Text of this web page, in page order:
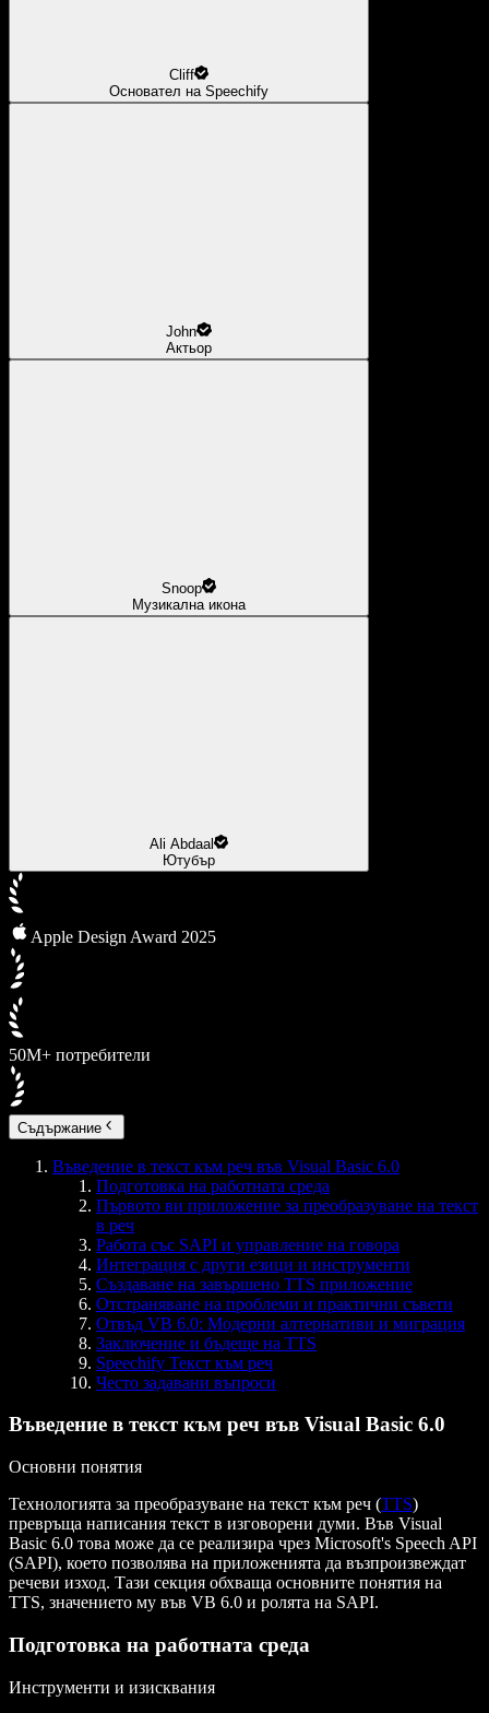
Cliff
Основател на Speechify
John
Актьор
Snoop
Музикална икона
Ali Abdaal
Ютубър
Apple Design Award 2025
50M+ потребители
Съдържание
Въведение в текст към реч във Visual Basic 6.0
Подготовка на работната среда
Първото ви приложение за преобразуване на текст
в реч
Работа със SAPI и управление на говора
Интеграция с други езици и инструменти
Създаване на завършено TTS приложение
Отстраняване на проблеми и практични съвети
Отвъд VB 6.0: Модерни алтернативи и миграция
Заключение и бъдеще на TTS
Speechify Текст към реч
Често задавани въпроси
Въведение в текст към реч във Visual Basic 6.0
Основни понятия
Технологията за преобразуване на текст към реч (TTS)
превръща написания текст в изговорени думи. Във Visual
Basic 6.0 това може да се реализира чрез Microsoft's Speech API
(SAPI), което позволява на приложенията да възпроизвеждат
речеви изход. Тази секция обхваща основните понятия на
TTS, значението му във VB 6.0 и ролята на SAPI.
Подготовка на работната среда
Инструменти и изисквания